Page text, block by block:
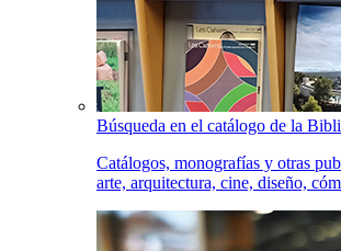
Búsqueda en el catálogo de la
Catálogos, monografías y otras
arte, arquitectura, cine, diseño,